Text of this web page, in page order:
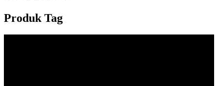
Produk Tag